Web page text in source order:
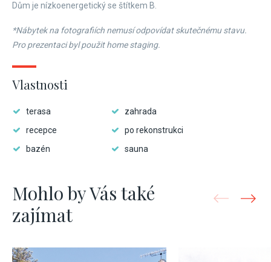
Dům je nízkoenergetický se štítkem B.
*Nábytek na fotografiích nemusí odpovídat skutečnému stavu.
Pro prezentaci byl použit home staging.
Vlastnosti
terasa
zahrada
recepce
po rekonstrukci
bazén
sauna
Mohlo by Vás také
zajímat